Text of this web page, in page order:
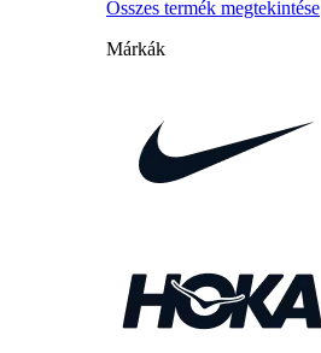
Összes termék megtekintése
Márkák